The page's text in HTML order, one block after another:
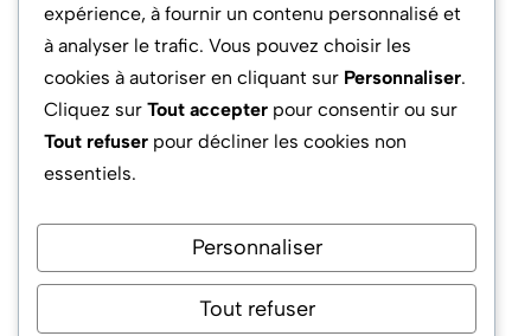
sensibles ou des environnements extrêmes.
L’objectif : rendre son système toujours plus
universel et répondre à la diversité croissante
des besoins logistiques.
robotisation signée Exotec ?
Les robots Exotec consomment peu d’énergie,
réduisent les déplacements internes et limitent
expérience, à fournir un contenu personnalisé et
à analyser le trafic. Vous pouvez choisir les
cookies à autoriser en cliquant sur Personnaliser.
Cliquez sur Tout accepter pour consentir ou sur
Tout refuser pour décliner les cookies non
essentiels.
Personnaliser
Tout refuser